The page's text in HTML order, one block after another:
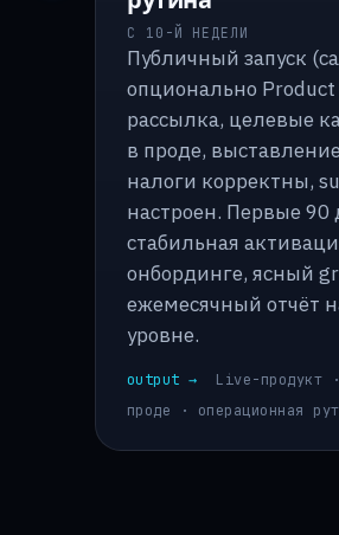
С 10-Й НЕДЕЛИ
Публичный запуск
опционально
рассылка, целевые
в проде,
налоги корректны,
настроен. Первые 90
стабильная
онбординге, ясный
ежемесячный отчёт
уровне.
output →
Live-
проде · операционная